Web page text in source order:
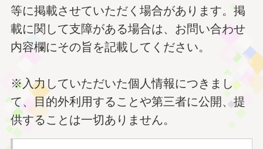
等に掲載させていただく場合があります。掲
載に関して支障がある場合は、お問い合わせ
内容欄にその旨を記載してください。
※入力していただいた個人情報につきまし
て、目的外利用することや第三者に公開、提
供することは一切ありません。